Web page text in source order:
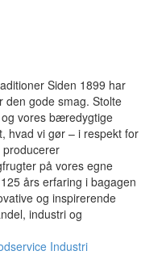
Siden 1899 har
gode smag. Stolte
vores bæredygtige
hvad vi gør – i respekt for
producerer
på vores egne
års erfaring i bagagen
og inspirerende
industri og
Industri